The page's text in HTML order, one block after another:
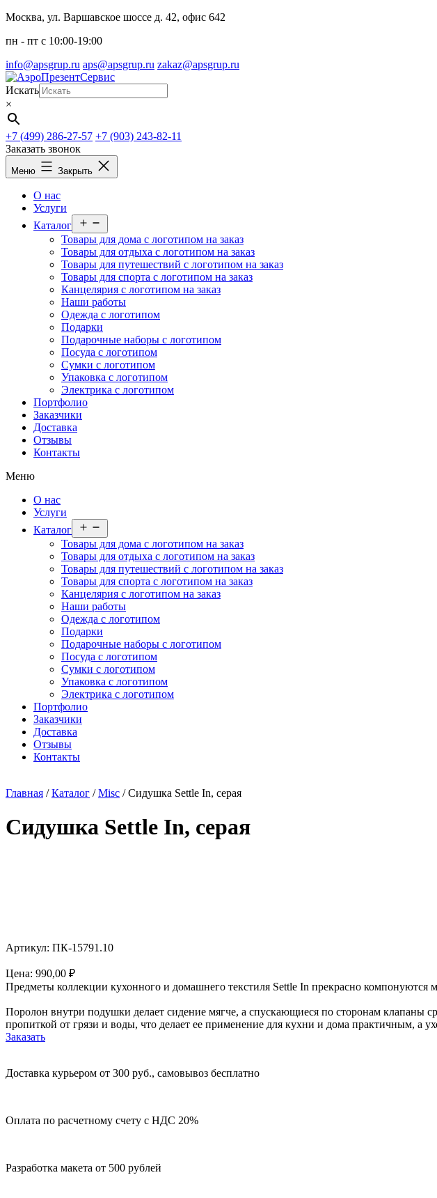
Перейти
содержимому
Москва, ул. Варшавское шоссе д. 42, офис 642
пн - пт c 10:00-19:00
info@apsgrup.ru aps@apsgrup.ru zakaz@apsgrup.ru
Искать
×
+7 (499) 286-27-57 +7 (903) 243-82-11
Заказать звонок
Меню Закрыть
О нас
Услуги
Каталог
меню
Товары для дома с логотипом на заказ
Товары для отдыха с логотипом на заказ
Товары для путешествий с логотипом на заказ
Товары для спорта с логотипом на заказ
Канцелярия с логотипом на заказ
Наши работы
Одежда с логотипом
Подарки
Подарочные наборы с логотипом
Посуда с логотипом
Сумки с логотипом
Упаковка с логотипом
Электрика с логотипом
Портфолио
Заказчики
Доставка
Отзывы
Контакты
Меню
О нас
Услуги
Каталог
меню
Товары для дома с логотипом на заказ
Товары для отдыха с логотипом на заказ
Товары для путешествий с логотипом на заказ
Товары для спорта с логотипом на заказ
Канцелярия с логотипом на заказ
Наши работы
Одежда с логотипом
Подарки
Подарочные наборы с логотипом
Посуда с логотипом
Сумки с логотипом
Упаковка с логотипом
Электрика с логотипом
Портфолио
Заказчики
Доставка
Отзывы
Контакты
Главная /Каталог /Misc / Сидушка Settle In, серая
Сидушка Settle In, серая
Артикул: ПК-15791.10
Цена: 990,00 ₽
Предметы коллекции кухонного и домашнего текстиля Settle In прекрасно компонуются
Поролон внутри подушки делает сидение мягче, а спускающиеся по сторонам клапаны
пропиткой от грязи и воды, что делает ее применение для кухни и дома практичным, а
Заказать
Доставка курьером от 300 руб., самовывоз бесплатно
Оплата по расчетному счету с НДС 20%
Разработка макета от 500 рублей